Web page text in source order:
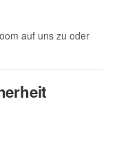
auf uns zu oder